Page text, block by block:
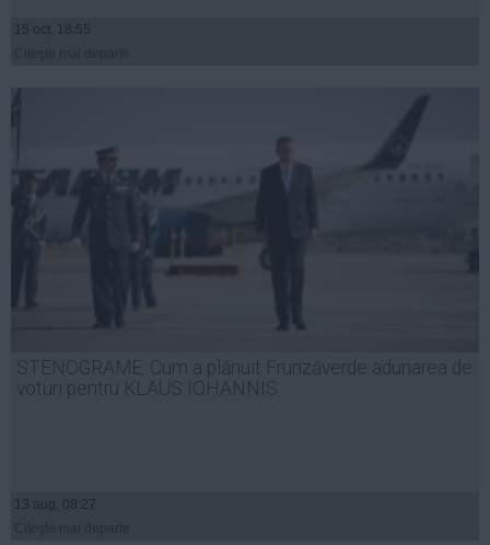
15 oct, 18:55
STENOGRAME: Cum a plănuit Frunzăverde adunarea de
voturi pentru KLAUS IOHANNIS
13 aug, 08:27